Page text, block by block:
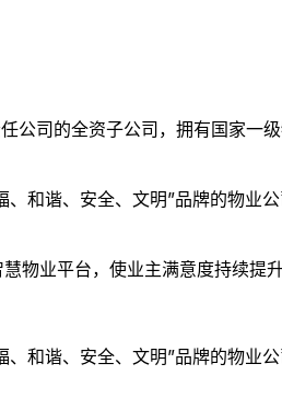
司的全资子公司，拥有国家一
和谐、安全、文明”品牌的物业
物业平台，使业主满意度持续提升
和谐、安全、文明”品牌的物业